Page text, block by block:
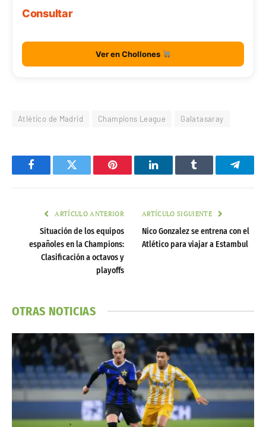
Consultar
Ver en Chollones
Atlético de Madrid Champions League Galatasaray
FacebookTwitter Pinterest LinkedInTumblr
ARTÍCULO ANTERIOR
Situación de los equipos
españoles en la Champions:
Clasificación a octavos y
playoffs
ARTÍCULO SIGUIENTE
Nico Gonzalez se entrena con el
Atlético para viajar a Estambul
OTRAS NOTICIAS